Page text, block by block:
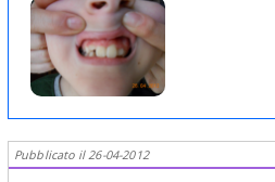
Pubblicato il 26-04-2012